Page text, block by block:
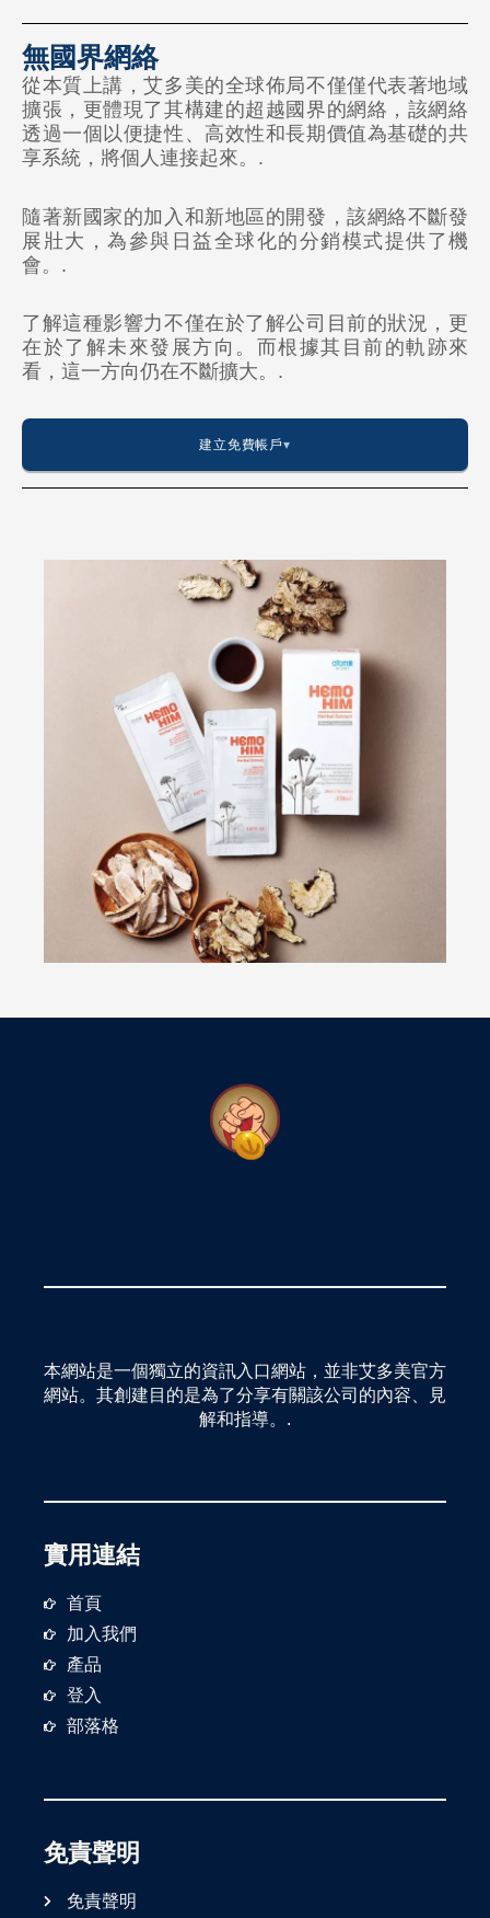
🇵🇭 菲律賓
🇷🇺 俄羅斯
🇸🇬 新加坡
🇹🇭 泰國
🇺🇿 烏茲別克斯坦
非洲
即將推出
大洋洲
無國界網絡
從本質上講，艾多美的全球佈局不僅僅代表著地域
擴張，更體現了其構建的超越國界的網絡，該網絡
透過一個以便捷性、高效性和長期價值為基礎的共
享系統，將個人連接起來。.
隨著新國家的加入和新地區的開發，該網絡不斷發
展壯大，為參與日益全球化的分銷模式提供了機
會。.
了解這種影響力不僅在於了解公司目前的狀況，更
在於了解未來發展方向。而根據其目前的軌跡來
看，這一方向仍在不斷擴大。.
建立免費帳戶
美國
🇨🇴 哥倫比亞
🇪🇺 Atomy 歐洲（所有歐盟國家）
🇬🇧 英國
🇵🇭 菲律賓
🇹🇭 泰國
🇺🇿 烏茲別克斯坦
非洲
即將推出
🇦🇺 澳大利亞
🇳🇿 紐西蘭
本網站是一個獨立的資訊入口網站，並非艾多美官方
網站。其創建目的是為了分享有關該公司的內容、見
解和指導。.
實用連結
首頁
加入我們
產品
登入
部落格
免責聲明
免責聲明